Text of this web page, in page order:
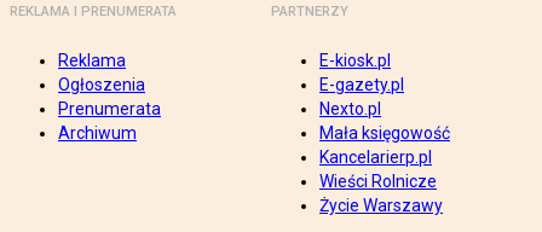
REKLAMA I PRENUMERATA
Reklama
Ogłoszenia
Prenumerata
Archiwum
PARTNERZY
E-kiosk.pl
E-gazety.pl
Nexto.pl
Mała księgowość
Kancelarierp.pl
Wieści Rolnicze
Życie Warszawy